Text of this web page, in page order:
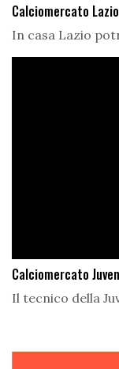
Calciomercato
In casa Lazio
Calciomercato
Il tecnico della